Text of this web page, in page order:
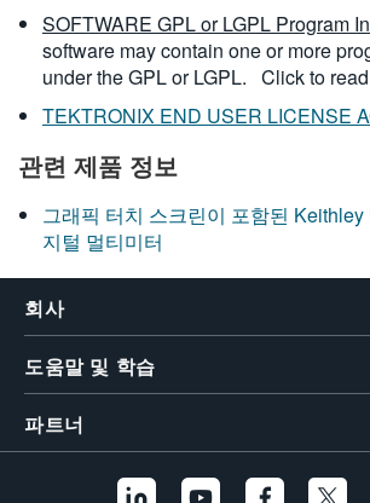
SOFTWARE GPL or LGPL Program
software may contain one or more
under the GPL or LGPL. Click to
TEKTRONIX END USER LICENSE
관련 제품 정보
그래픽 터치 스크린이 포함된 Keithley
지털 멀티미터
회사
도움말 및 학습
파트너